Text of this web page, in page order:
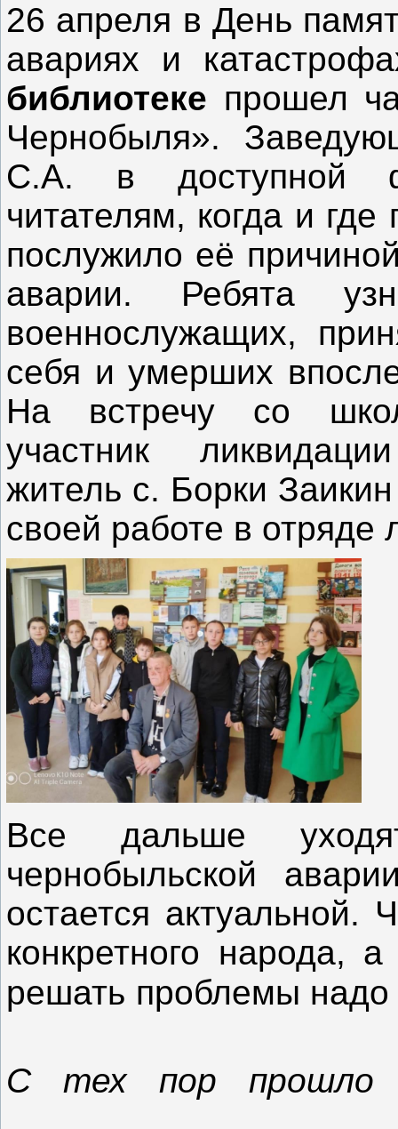
26 апреля в День
авариях и
библиотеке прошел
Чернобыля».
С.А. в доступной
читателям, когда и
послужило её
аварии. Ребята
военнослужащих,
себя и умерших
На встречу со
участник
житель с. Борки
своей работе в отряде
Все дальше
чернобыльской
остается актуальной.
конкретного народа,
решать проблемы
С тех пор п